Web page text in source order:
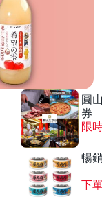
圓
券
限
暢
下